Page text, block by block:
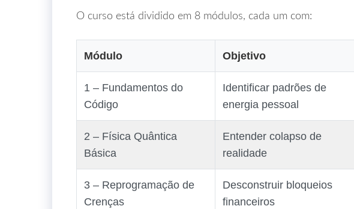
O curso está dividido em 8 módulos, cada um com:
Módulo Objetivo
1 – Fundamentos do
Código
Identificar padrões de
energia pessoal
2 – Física Quântica
Básica
Entender colapso de
realidade
3 – Reprogramação de
Crenças
Desconstruir bloqueios
financeiros